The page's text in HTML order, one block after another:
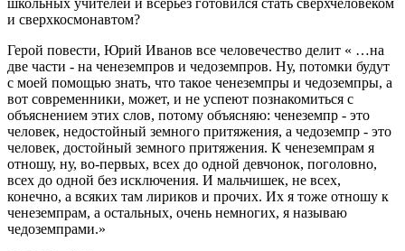
школьных учителей и всерьёз готовился стать сверхчеловеком
и сверхкосмонавтом?
Герой повести, Юрий Иванов все человечество делит « …на
две части - на ченеземпров и чедоземпров. Ну, потомки будут
с моей помощью знать, что такое ченеземпры и чедоземпры, а
вот современники, может, и не успеют познакомиться с
объяснением этих слов, потому объясняю: ченеземпр - это
человек, недостойный земного притяжения, а чедоземпр - это
человек, достойный земного притяжения. К ченеземпрам я
отношу, ну, во-первых, всех до одной девчонок, поголовно,
всех до одной без исключения. И мальчишек, не всех,
конечно, а всяких там лириков и прочих. Их я тоже отношу к
ченеземпрам, а остальных, очень немногих, я называю
чедоземпрами.»